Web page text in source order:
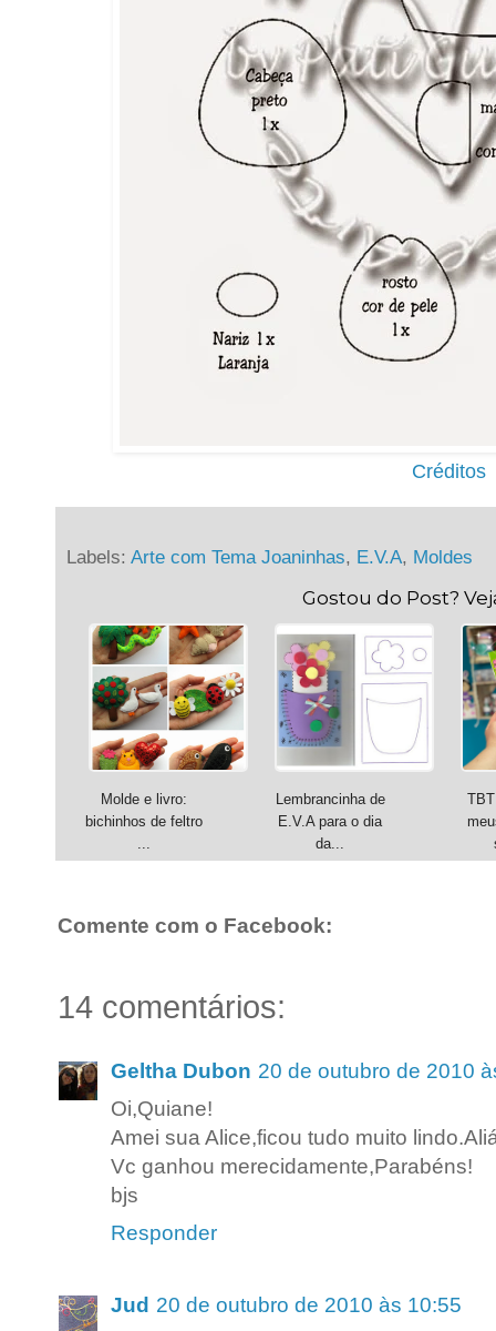
Créditos
Labels: Arte com Tema Joaninhas, E.V.A, Moldes
Gostou do Post?
Molde e livro:
bichinhos de feltro
...
Lembrancinha de
E.V.A para o dia
da...
Comente com o Facebook:
14 comentários:
Geltha Dubon 20 de outubro de 2010
Oi,Quiane!
Amei sua Alice,ficou tudo muito
Vc ganhou merecidamente,Parabéns!
bjs
Responder
Jud 20 de outubro de 2010 às 10:55